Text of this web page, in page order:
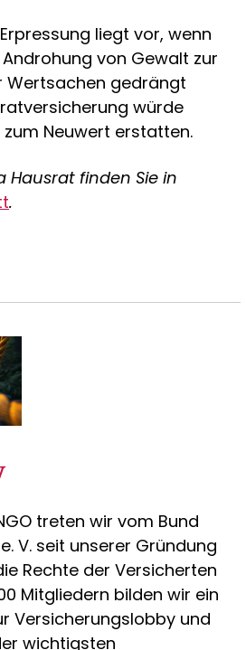
liegt vor, wenn
von Gewalt zur
Wertsachen gedrängt
würde
Neuwert erstatten.
Hausrat finden Sie in
.
treten wir vom Bund
V. seit unserer Gründung
Rechte der Versicherten
Mitgliedern bilden wir ein
Versicherungslobby und
wichtigsten